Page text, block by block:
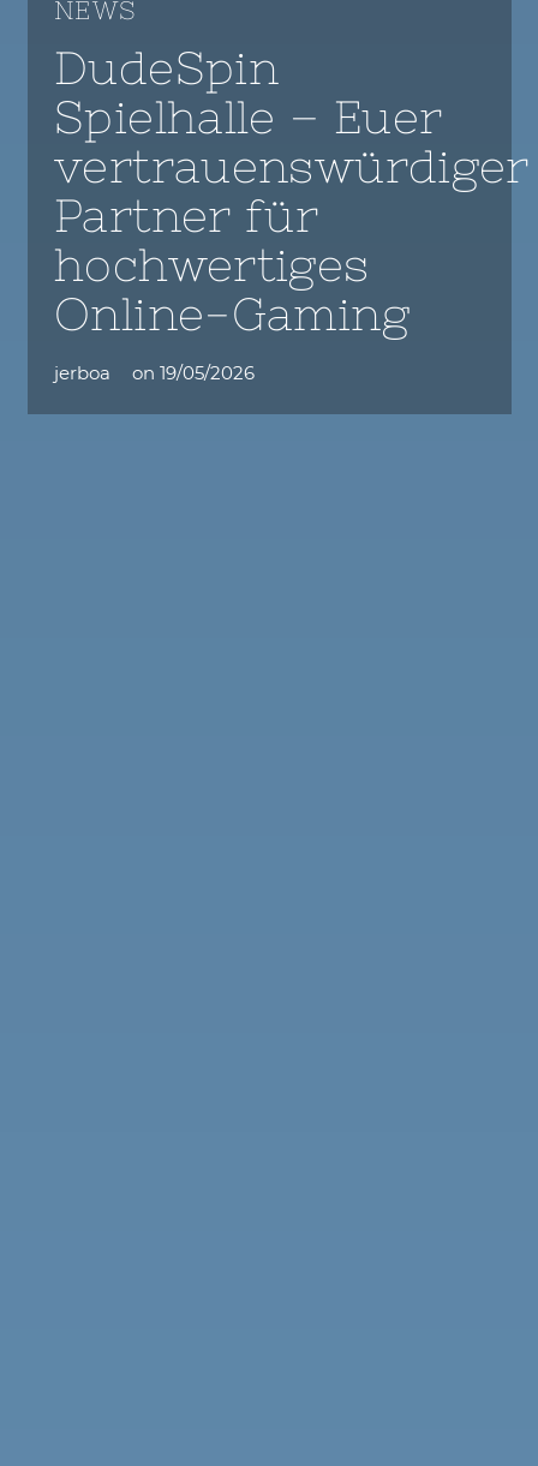
NEWS
DudeSpin
Spielhalle – Euer
vertrauenswürdiger
Partner für
hochwertiges
Online-Gaming
jerboa on 19/05/2026